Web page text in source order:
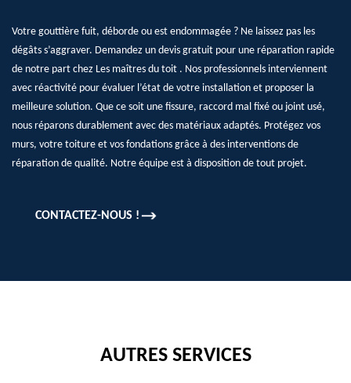
Votre gouttière fuit, déborde ou est endommagée ? Ne laissez pas les
dégâts s’aggraver. Demandez un devis gratuit pour une réparation rapide
de notre part chez Les maîtres du toit . Nos professionnels interviennent
avec réactivité pour évaluer l’état de votre installation et proposer la
meilleure solution. Que ce soit une fissure, raccord mal fixé ou joint usé,
nous réparons durablement avec des matériaux adaptés. Protégez vos
murs, votre toiture et vos fondations grâce à des interventions de
réparation de qualité. Notre équipe est à disposition de tout projet.
CONTACTEZ-NOUS !
AUTRES SERVICES